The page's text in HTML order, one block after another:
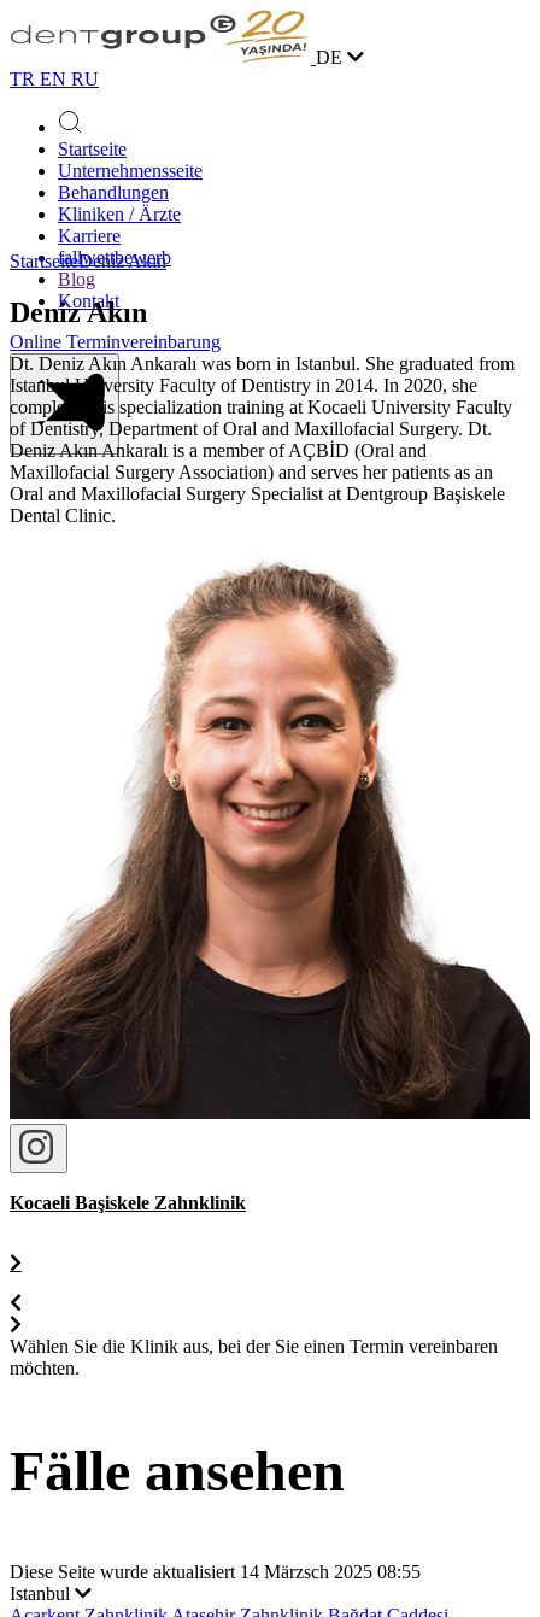
DE
TR EN RU
Startseite
Unternehmensseite
Behandlungen
Kliniken / Ärzte
Karriere
fallwettbewerb
Blog
Kontakt
Online Terminvereinbarung
StartseiteDeniz Akın
Deniz Akın
Dt. Deniz Akın Ankaralı was born in Istanbul. She graduated from
Istanbul University Faculty of Dentistry in 2014. In 2020, she
completed his specialization training at Kocaeli University Faculty
of Dentistry, Department of Oral and Maxillofacial Surgery. Dt.
Deniz Akın Ankaralı is a member of AÇBİD (Oral and
Maxillofacial Surgery Association) and serves her patients as an
Oral and Maxillofacial Surgery Specialist at Dentgroup Başiskele
Dental Clinic.
Kocaeli Başiskele Zahnklinik
Wählen Sie die Klinik aus, bei der Sie einen Termin vereinbaren
möchten.
Fälle ansehen
Diese Seite wurde aktualisiert 14 Märzsch 2025 08:55
Istanbul